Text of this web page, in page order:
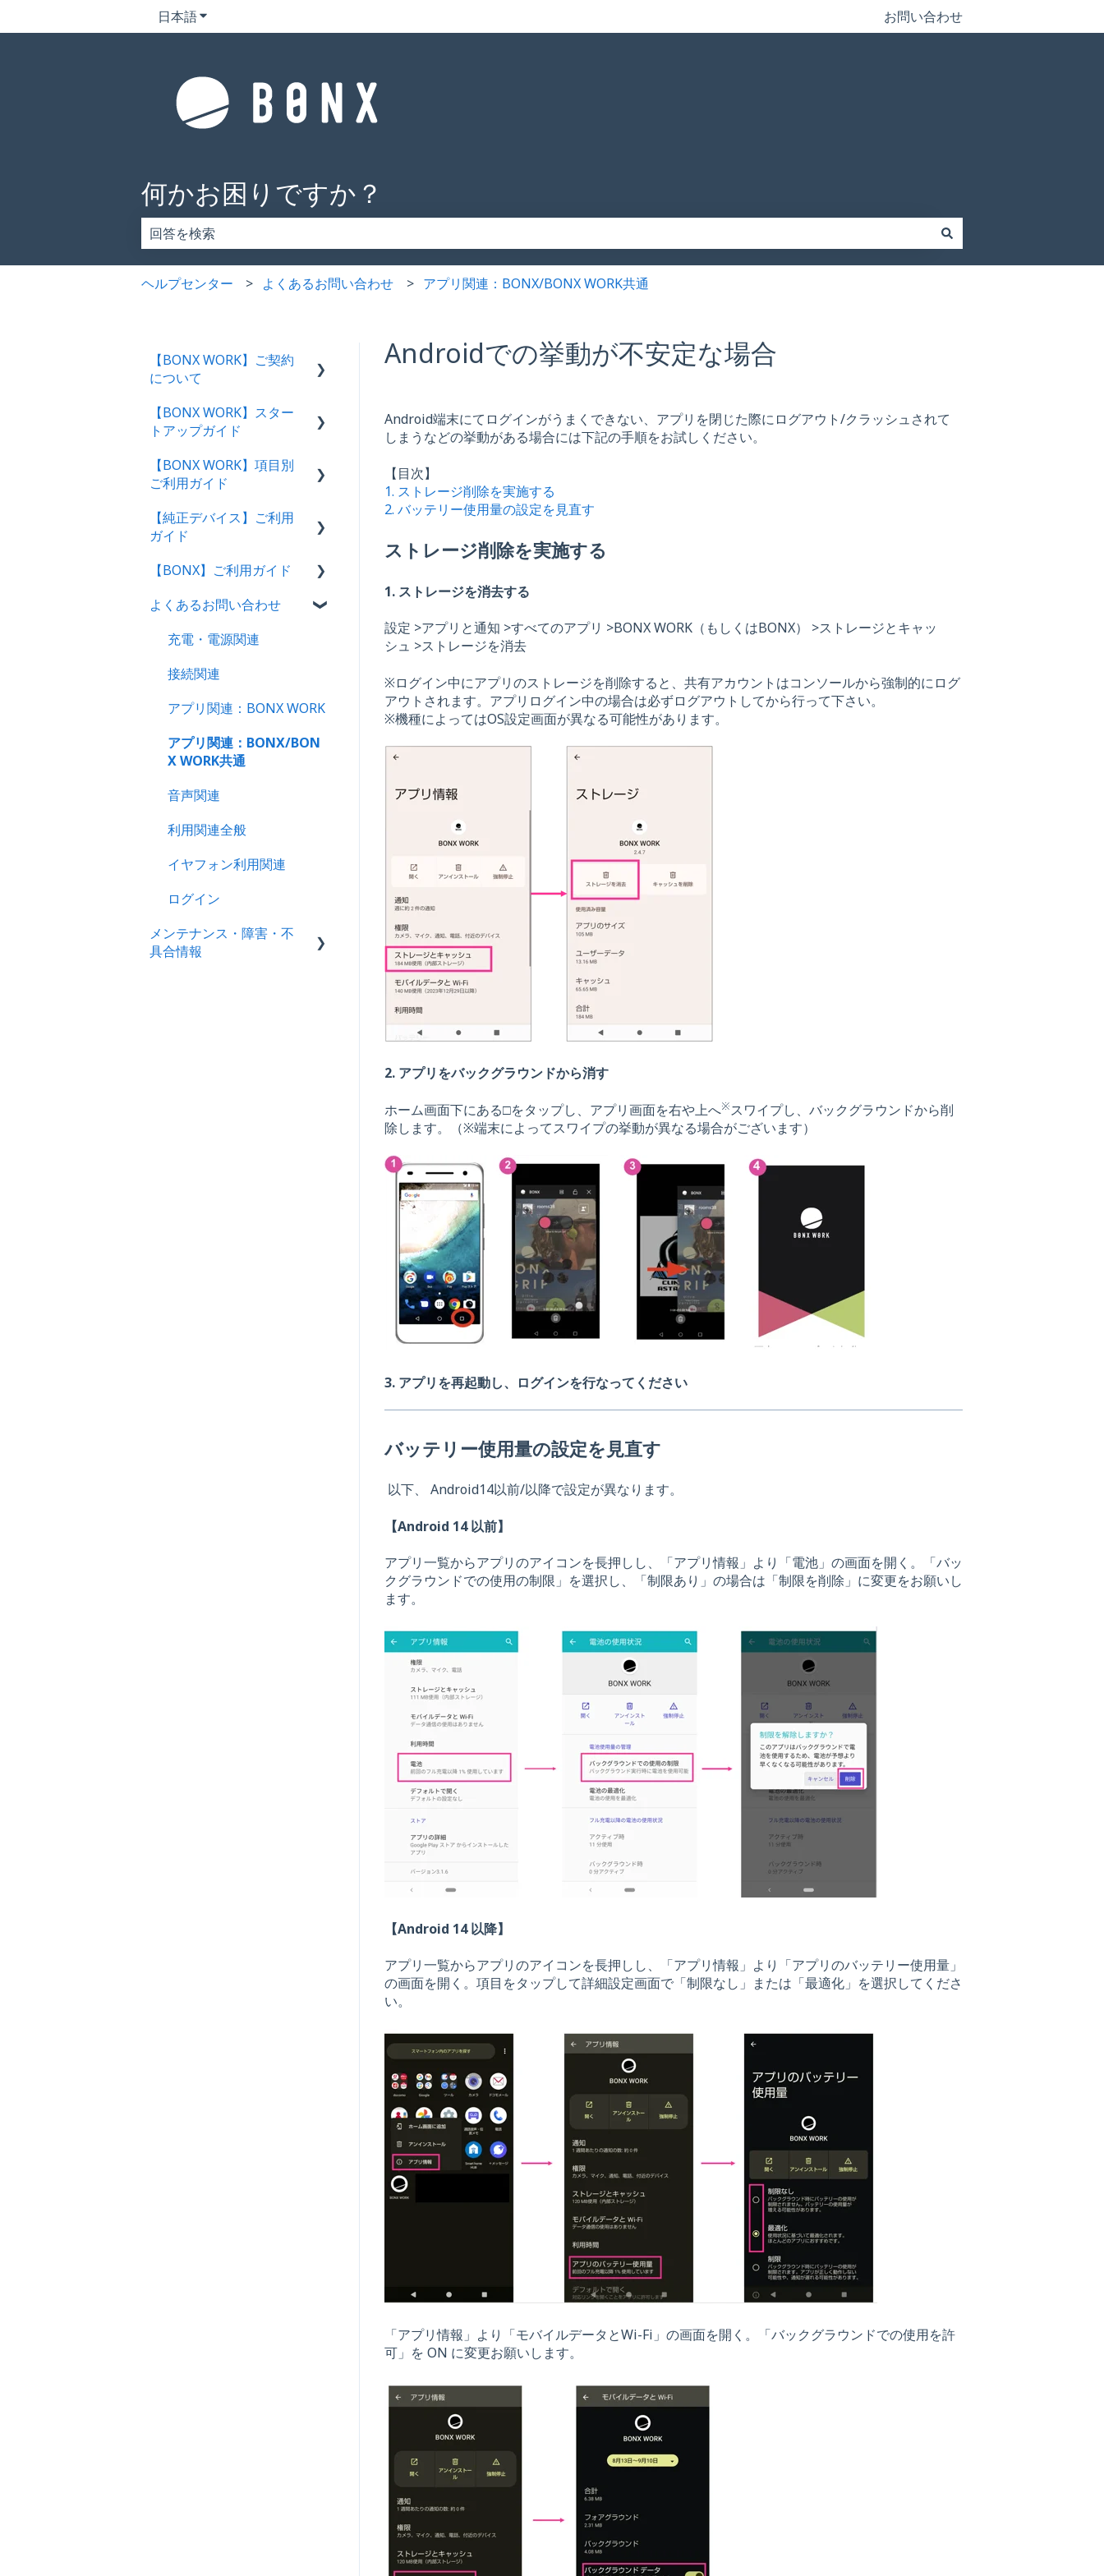
日本語翻訳のサブメニューを表示 お問い合わせ
何かお困りですか？
ヘルプセンター
よくあるお問い合わせ アプリ関連：BONX/BONX WORK共通
Androidでの挙動が不安定な場合
Android端末にてログインがうまくできない、アプリを閉じた際にログアウト/クラッシュされて
しまうなどの挙動がある場合には下記の手順をお試しください。
【目次】
1. ストレージ削除を実施する
2. バッテリー使用量の設定を見直す
ストレージ削除を実施する
1. ストレージを消去する
設定 >アプリと通知 >すべてのアプリ >BONX WORK（もしくはBONX） >ストレージとキャッ
シュ >ストレージを消去
※ログイン中にアプリのストレージを削除すると、共有アカウントはコンソールから強制的にログ
アウトされます。アプリログイン中の場合は必ずログアウトしてから行って下さい。
※機種によってはOS設定画面が異なる可能性があります。
2. アプリをバックグラウンドから消す
ホーム画面下にある□をタップし、アプリ画面を右や上へ※スワイプし、バックグラウンドから削
除します。（※端末によってスワイプの挙動が異なる場合がございます）
3. アプリを再起動し、ログインを行なってください
バッテリー使用量の設定を見直す
以下、 Android14以前/以降で設定が異なります。
【Android 14 以前】
アプリ一覧からアプリのアイコンを長押しし、「アプリ情報」より「電池」の画面を開く。「バッ
クグラウンドでの使用の制限」を選択し、「制限あり」の場合は「制限を削除」に変更をお願いし
ます。
【Android 14 以降】
アプリ一覧からアプリのアイコンを長押しし、「アプリ情報」より「アプリのバッテリー使用量」
の画面を開く。項目をタップして詳細設定画面で「制限なし」または「最適化」を選択してくださ
い。
「アプリ情報」より「モバイルデータとWi-Fi」の画面を開く。「バックグラウンドでの使用を許
可」を ON に変更お願いします。
【BONX WORK】ご契約
について
サービス概要・利用環境
決済方法について
BONX WORKサポートにつ
いて
解約をご検討のお客様へ
【BONX WORK】スター
トアップガイド
スタートアップガイド・動
画
管理者向け操作ガイド
イド｜ログイン方法
【BONX WORK】項目別
ご利用ガイド
グループトークの始め方
成〜ログイン
管理コンソール操作ガイド
け】
セットアップ｜アプリ初回
OS・Android
｜iOS・Android
LINE WORKS連携
【純正デバイス】ご利用
ガイド
BONX Stick
BONX BOOST
BONX mini
BONX Grip
BONX Connect
製品情報
テナンス
【BONX】ご利用ガイド
BONXアプリ利用案内
よくあるお問い合わせ
充電・電源関連
接続関連
アプリ関連：BONX WORK
アプリ関連：BONX/BON
X WORK共通
音声関連
利用関連全般
イヤフォン利用関連
ログイン
メンテナンス・障害・不
具合情報